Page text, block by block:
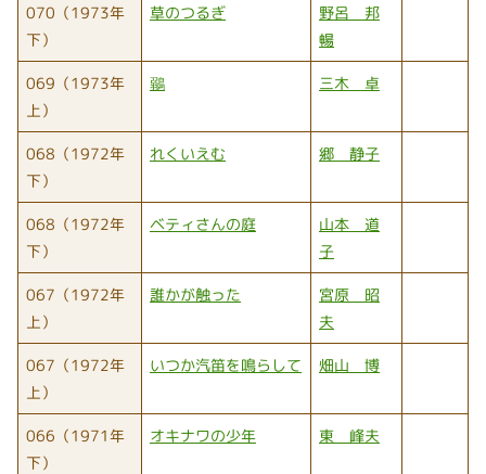
070（1973年
下）
草のつるぎ
野呂 邦
暢
069（1973年
上）
鶸 三木 卓
068（1972年
下）
れくいえむ 郷 静子
068（1972年
下）
ベティさんの庭
山本 道
子
067（1972年
上）
誰かが触った
宮原 昭
夫
067（1972年
上）
いつか汽笛を鳴らして 畑山 博
066（1971年
下）
オキナワの少年 東 峰夫